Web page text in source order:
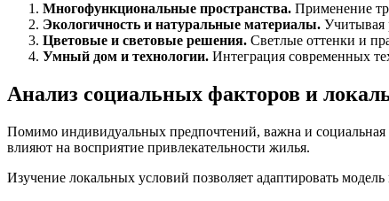
Многофункциональные пространства. Применение
Экологичность и натуральные материалы. Учитывая
Цветовые и световые решения. Светлые оттенки и
Умный дом и технологии. Интеграция современных
Анализ социальных факторов и
Помимо индивидуальных предпочтений, важна и социальная
влияют на восприятие привлекательности жилья.
Изучение локальных условий позволяет адаптировать